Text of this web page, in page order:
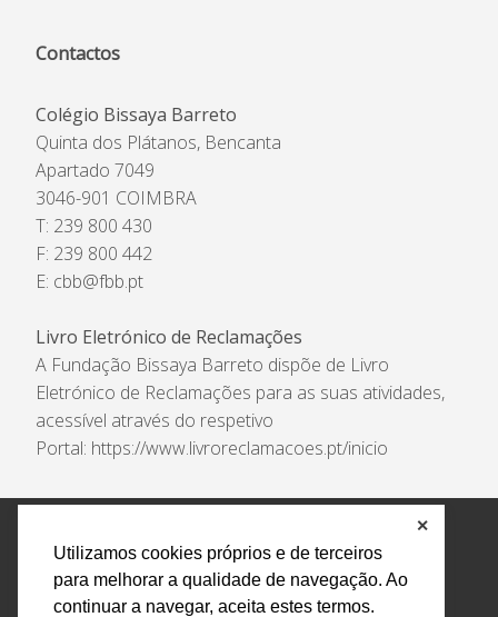
Utilizamos cookies próprios e de terceiros
para melhorar a qualidade de navegação. Ao
continuar a navegar, aceita estes termos.
✕
Contactos
Colégio Bissaya Barreto
Quinta dos Plátanos, Bencanta
Apartado 7049
3046-901 COIMBRA
T: 239 800 430
F: 239 800 442
E: cbb@fbb.pt
Livro Eletrónico de Reclamações
A Fundação Bissaya Barreto dispõe de Livro
Eletrónico de Reclamações para as suas atividades,
acessível através do respetivo
Portal: https://www.livroreclamacoes.pt/inicio
Política de Privacidade e Tratamento de Dados
Encarregado de Proteção de Dados
Livro Eletrónico
de Reclamações
Canal de Denúncias